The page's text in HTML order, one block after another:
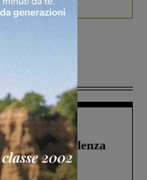
oltre la scadenza
“Un